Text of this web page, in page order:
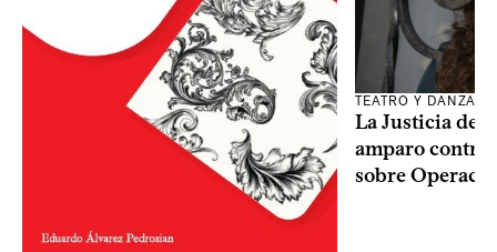
TEATRO Y DANZA
La Justicia
amparo contra
sobre